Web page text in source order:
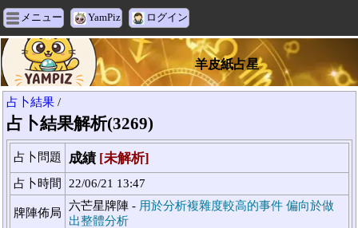
メニュー YamPiz ログイン
羊皮紙占星
占卜結果 /
占卜結果解析(3269)
占卜問題 成績 [未解析]
占卜時間 22/06/21 13:47
牌陣佈局
六芒星牌陣 - 用於分析複雜度較高的事件 偏向於做
出整體分析